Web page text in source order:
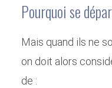
Pourquoi se
Mais quand ils ne
on doit alors
de :